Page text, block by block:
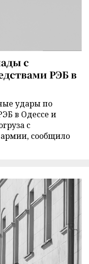
с
РЭБ в
удары по
в Одессе и
с
сообщило